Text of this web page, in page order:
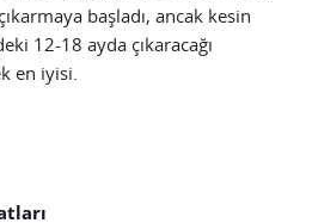
başladı, ancak kesin
12-18 ayda çıkaracağı
en iyisi.